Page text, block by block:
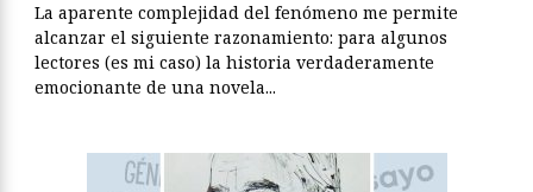
La aparente complejidad del fenómeno me permite
alcanzar el siguiente razonamiento: para algunos
lectores (es mi caso) la historia verdaderamente
emocionante de una novela...